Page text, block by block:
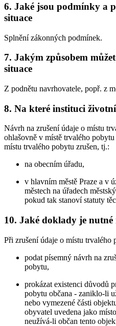
6. Jaké jsou podmínky a
situace
Splnění zákonných podmínek.
7. Jakým způsobem
situace
Z podnětu navrhovatele, popř. z
8. Na které instituci
Návrh na zrušení údaje o místu
ohlašovně v místě trvalého
místu trvalého pobytu zrušen, tj.:
na obecním úřadu,
v hlavním městě Praze a v
městech na úřadech
pokud tak stanoví statuty
10. Jaké doklady je nutné
Při zrušení údaje o místu trvalého
podat písemný návrh na
pobytu,
prokázat existenci důvodů
pobytu občana - zaniklo-li
nebo vymezené části
obyvatel uvedena jako
neužívá-li občan tento